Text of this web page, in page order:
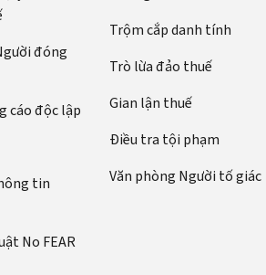
đóng
cáo độc lập
tin
No FEAR
Trộm cắp danh tính
Trò lừa đảo thuế
Gian lận thuế
Điều tra tội phạm
Văn phòng Người tố giác